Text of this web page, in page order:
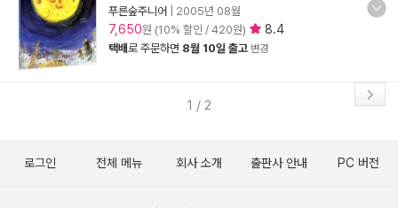
푸른숲주니어
2005년 08월
7,650원 (10% 할인 / 420원) 8.4
택배로 주문하면 8월 10일 출고 변경
1 / 2
로그인 전체 메뉴 회사 소개 출판사 안내 PC 버전